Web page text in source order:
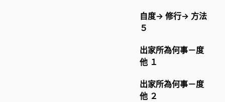
自度→ 修行→ 方法
５
出家所為何事－度
他 １
出家所為何事－度
他 ２